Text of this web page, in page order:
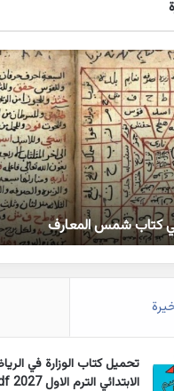
كتاب شمس المعارف
تحميل كتاب الوزارة في
الابتدائي الترم الاول 2027 pdf مصر